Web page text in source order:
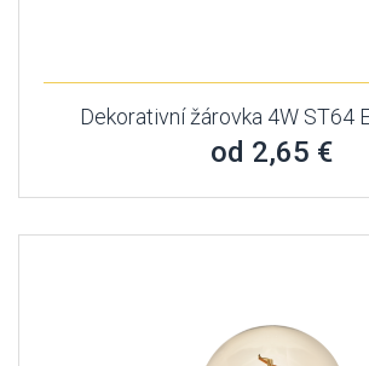
Dekorativní žárovka 4W ST64
od 2,65 €